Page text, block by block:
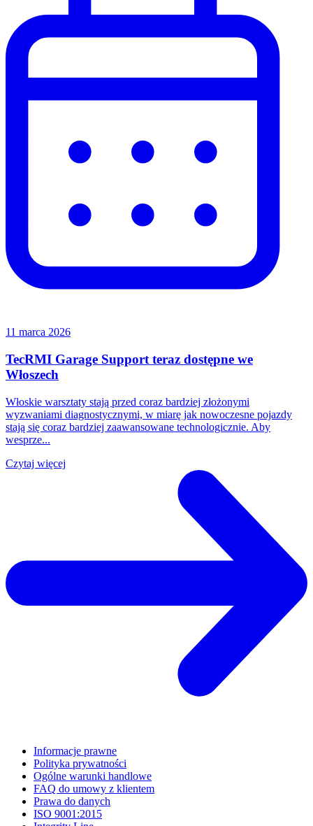
11 marca 2026
TecRMI Garage Support teraz dostępne we
Włoszech
Włoskie warsztaty stają przed coraz bardziej złożonymi
wyzwaniami diagnostycznymi, w miarę jak nowoczesne pojazdy
stają się coraz bardziej zaawansowane technologicznie. Aby
wesprze...
Czytaj więcej
Informacje prawne
Polityka prywatności
Ogólne warunki handlowe
FAQ do umowy z klientem
Prawa do danych
ISO 9001:2015